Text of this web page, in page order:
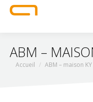
ABM –
Vous êtes ici :
Accueil ABM – maison